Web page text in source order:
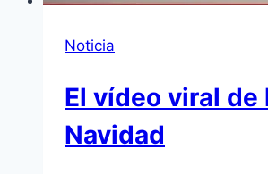
Noticia
El vídeo viral de
Navidad